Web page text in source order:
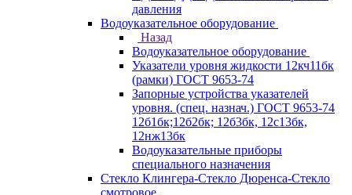
давления
Водоуказательное оборудование
Назад
Водоуказательное оборудование
Указатели уровня жидкости 12кч11бк
(рамки) ГОСТ 9653-74
Запорные устройства указателей
уровня. (спец. назнач.) ГОСТ 9653-74
12б1бк;12б2бк; 12б3бк, 12с13бк,
12нж13бк
Водоуказательные приборы
специального назначения
Стекло Клингера-Стекло Дюренса-Стекло
смотровое